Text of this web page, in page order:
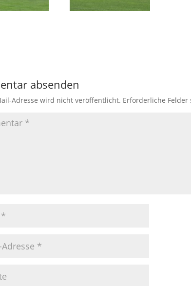
absenden
Adresse wird nicht veröffentlicht. Erforderliche